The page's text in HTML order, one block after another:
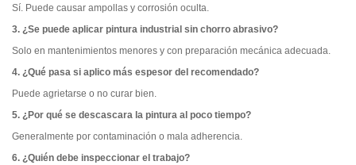
Sí. Puede causar ampollas y corrosión oculta.
3. ¿Se puede aplicar pintura industrial sin chorro abrasivo?
Solo en mantenimientos menores y con preparación mecánica adecuada.
4. ¿Qué pasa si aplico más espesor del recomendado?
Puede agrietarse o no curar bien.
5. ¿Por qué se descascara la pintura al poco tiempo?
Generalmente por contaminación o mala adherencia.
6. ¿Quién debe inspeccionar el trabajo?